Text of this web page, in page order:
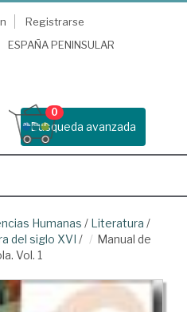
Registrarse
ESPAÑA PENINSULAR
Busqueda avanzada
0
Humanas / Literatura /
del siglo XVI /
Manual de
Vol. 1